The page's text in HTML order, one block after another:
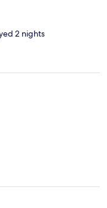
2 nights